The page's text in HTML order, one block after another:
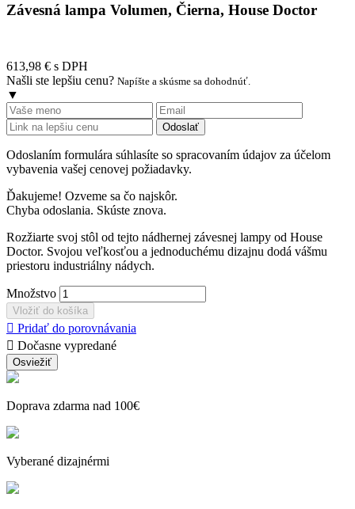
Závesná lampa Volumen, Čierna, House Doctor
613,98 € s DPH
Našli ste lepšiu cenu? Napíšte a skúsme sa dohodnúť.
▼
Odoslať
Odoslaním formulára súhlasíte so spracovaním údajov za účelom
vybavenia vašej cenovej požiadavky.
Ďakujeme! Ozveme sa čo najskôr.
Chyba odoslania. Skúste znova.
Rozžiarte svoj stôl od tejto nádhernej závesnej lampy od House
Doctor. Svojou veľkosťou a jednoduchému dizajnu dodá vášmu
priestoru industriálny nádych.
Množstvo
Vložiť do košíka
 Pridať do porovnávania
 Dočasne vypredané
Doprava zdarma nad 100€
Vyberané dizajnérmi